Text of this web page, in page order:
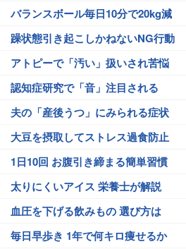
バランスボール毎日10分で20kg減
躁状態引き起こしかねないNG行動
アトピーで「汚い」扱いされ苦悩
認知症研究で「音」注目される
夫の「産後うつ」にみられる症状
大豆を摂取してストレス過食防止
1日10回 お腹引き締まる簡単習慣
太りにくいアイス 栄養士が解説
血圧を下げる飲みもの 選び方は
毎日早歩き 1年で何キロ痩せるか